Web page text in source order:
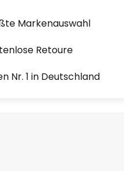
Markenauswahl
Retoure
Nr. 1 in Deutschland